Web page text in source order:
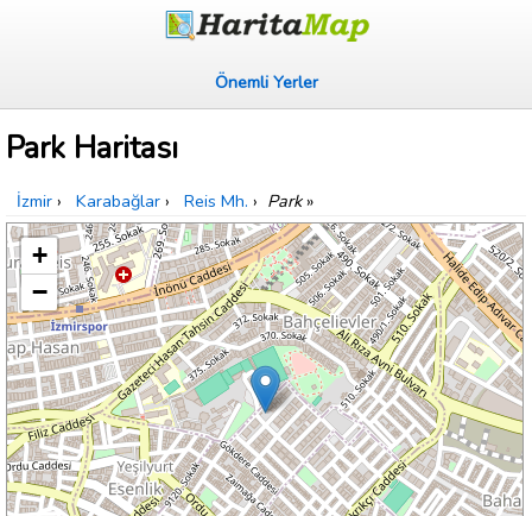
Önemli Yerler
Park Haritası
İzmir › Karabağlar › Reis Mh. › Park»
+
−